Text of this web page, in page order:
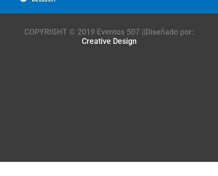
COPYRIGHT © 2019 Eventos 507 ||Diseñado por:
Creative Design